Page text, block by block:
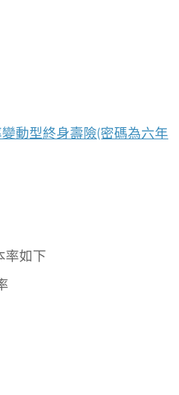
動型終身壽險(密碼為六年
率如下